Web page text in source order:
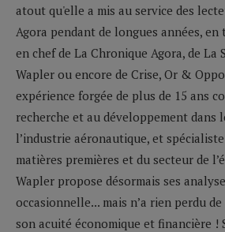
atout qu'elle a mis au service des
Agora pendant de longues années,
en chef de La Chronique Agora, de La
Wapler ou encore de Crise, Or &
expérience forgée de plus de 15 ans
recherche et au développement dans
l’industrie aéronautique, et
matières premières et du secteur de
Wapler propose désormais ses
occasionnelle... mais n’a rien perdu
son acuité économique et financière !